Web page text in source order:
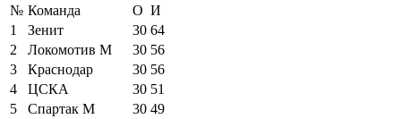
№ Команда О И
1
Зенит 30 64
2
Локомотив М 30 56
3
Краснодар 30 56
4
ЦСКА 30 51
5
Спартак М 30 49